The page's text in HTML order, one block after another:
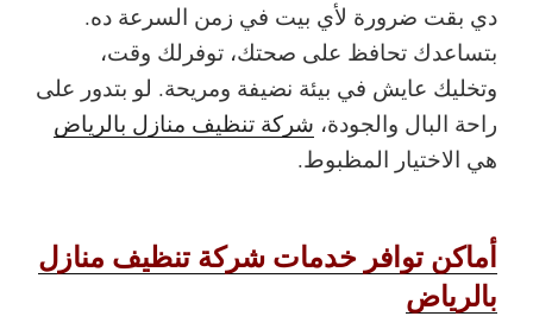
دي بقت ضرورة لأي بيت في زمن السرعة ده.
بتساعدك تحافظ على صحتك، توفرلك وقت،
وتخليك عايش في بيئة نضيفة ومريحة. لو بتدور على
راحة البال والجودة، شركة تنظيف منازل بالرياض
هي الاختيار المظبوط.
أماكن توافر خدمات شركة تنظيف منازل
بالرياض